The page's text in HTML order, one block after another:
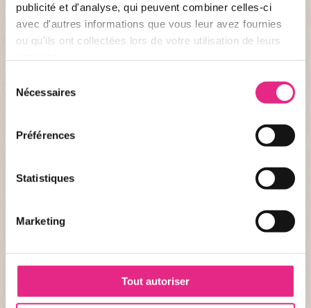
publicité et d'analyse, qui peuvent combiner celles-ci
avec d'autres informations que vous leur avez fournies
ou qu'ils ont collectées lors de votre utilisation de leurs
Nécessaires
Préférences
Statistiques
Marketing
Tout autoriser
Découvrez l'application
Pour profiter pleinement de votre
animations favorites et prenez
rapidement possession des lieux